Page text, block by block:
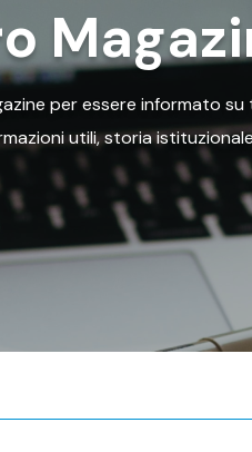
per essere informato
utili, storia